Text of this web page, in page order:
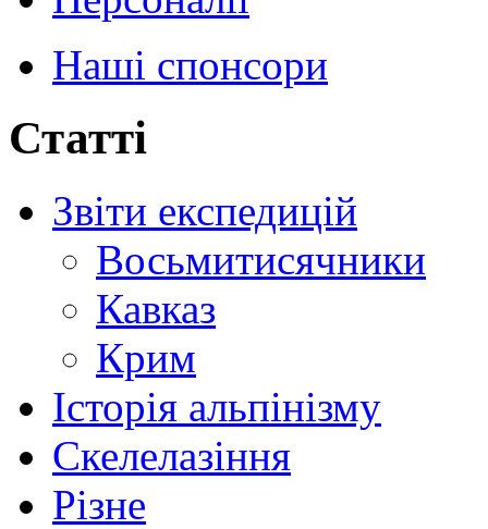
Наші спонсори
Статті
Звіти експедицій
Восьмитисячники
Кавказ
Крим
Історія альпінізму
Скелелазіння
Різне